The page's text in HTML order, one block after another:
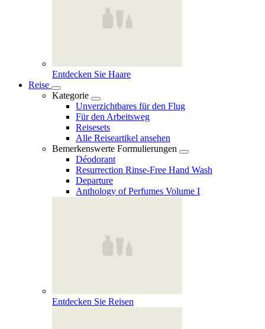
Entdecken Sie Haare
Reise
Kategorie
Unverzichtbares für den Flug
Für den Arbeitsweg
Reisesets
Alle Reiseartikel ansehen
Bemerkenswerte Formulierungen
Déodorant
Resurrection Rinse‑Free Hand Wash
Departure
Anthology of Perfumes Volume I
Entdecken Sie Reisen